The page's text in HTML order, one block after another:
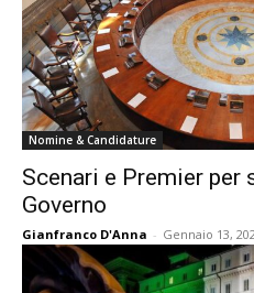
Nomine & Candidature
Scenari e Premier per
Governo
Gianfranco D'Anna - Gennaio 13,